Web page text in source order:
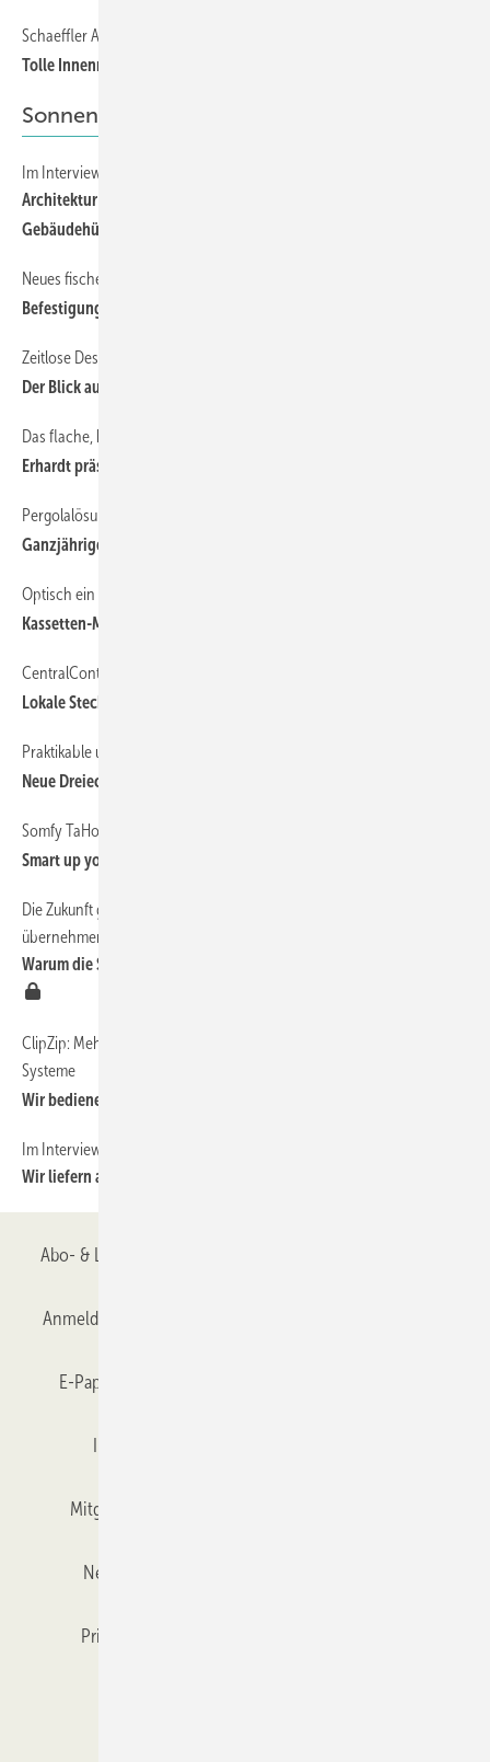
Schaeffler AG setzt auf feco-Systeme
Tolle Innenräume mit feco-Glaswänden
Sonnenschutz
Im Interview mit dem R+T Team
Architektur trifft Industrie: Wie die R+T 2027 die Zukunft der
Gebäudehülle gestaltet
Neues fischer Abstandsmontagesystem TherMax II
Befestigungen, die Energie sparen
Zeitlose Dessins und langlebige Materialien von markilux
Der Blick auf das Wesentliche
Das flache, kubische Terrassendach für höchste Ansprüche
Erhardt präsentiert Teracubic
Pergolalösung von KE mit integrierter Lüftungstechnik
Ganzjähriger Klimakomfort mit transparenter Leichtigkeit
Optisch ein absolutes Highlight
Kassetten-Markise Terrea K55 für höchste Designansprüche
CentralControl CC11: Inbetriebnahme einfach per Smartphone
Lokale Steckdosensteuerung
Praktikable und flexible Lösung von Lewens
Neue Dreiecksbespannung für Glasdächer und Pergolen
Somfy TaHoma wird jetzt noch vielseitiger
Smart up your business
Die Zukunft gehört denjenigen, die Verantwortung für ihre Produkte
übernehmen
Warum die Sonnenschutzbranche jetzt langsam umdenken muss
ClipZip: Mehr Effizienz und Präzision für moderne ZIP-Screen-
Systeme
Wir bedienen alle Systeme
Im Interview mit Fabian Chichon von Lewens Markisen
Wir liefern alles mundgerecht
Abo- & Leserservice
Anmelden
E-Paper
Impressum
Mitgliedschaften und Engagement
Newsletter
Privacy Manager